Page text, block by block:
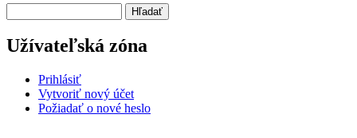
Užívateľská zóna
Prihlásiť
Vytvoriť nový účet
Požiadať o nové heslo